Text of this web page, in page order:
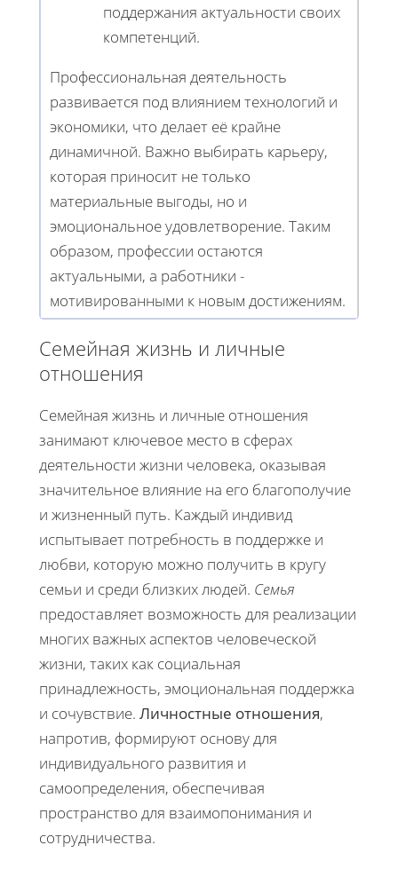
поддержания актуальности своих
компетенций.
Профессиональная деятельность
развивается под влиянием технологий и
экономики, что делает её крайне
динамичной. Важно выбирать карьеру,
которая приносит не только
материальные выгоды, но и
эмоциональное удовлетворение. Таким
образом, профессии остаются
актуальными, а работники -
мотивированными к новым достижениям.
Семейная жизнь и личные
отношения
Семейная жизнь и личные отношения
занимают ключевое место в сферах
деятельности жизни человека, оказывая
значительное влияние на его благополучие
и жизненный путь. Каждый индивид
испытывает потребность в поддержке и
любви, которую можно получить в кругу
семьи и среди близких людей. Семья
предоставляет возможность для реализации
многих важных аспектов человеческой
жизни, таких как социальная
принадлежность, эмоциональная поддержка
и сочувствие. Личностные отношения,
напротив, формируют основу для
индивидуального развития и
самоопределения, обеспечивая
пространство для взаимопонимания и
сотрудничества.